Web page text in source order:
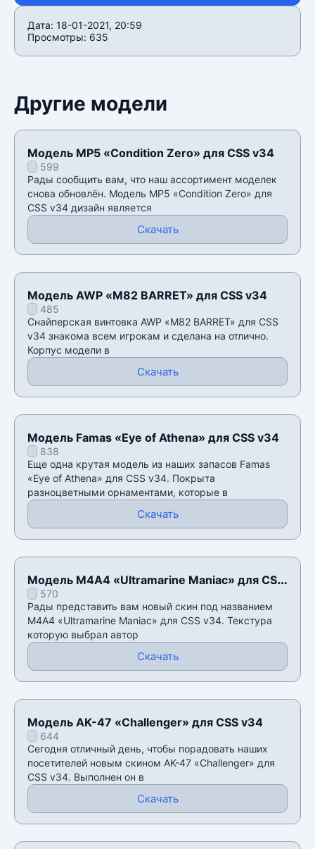
Дата: 18-01-2021, 20:59
Просмотры: 635
Другие модели
Модель MP5 «Condition Zero» для CSS v34
599
Рады сообщить вам, что наш ассортимент моделек
снова обновлён. Модель MP5 «Condition Zero» для
CSS v34 дизайн является
Скачать
Модель AWP «M82 BARRET» для CSS v34
485
Снайперская винтовка AWP «M82 BARRET» для CSS
v34 знакома всем игрокам и сделана на отлично.
Корпус модели в
Скачать
Модель Famas «Eye of Athena» для CSS v34
838
Еще одна крутая модель из наших запасов Famas
«Eye of Athena» для CSS v34. Покрыта
разноцветными орнаментами, которые в
Скачать
Модель М4А4 «Ultramarine Maniac» для CSS
v34570
Рады представить вам новый скин под названием
М4А4 «Ultramarine Maniac» для CSS v34. Текстура
которую выбрал автор
Скачать
Модель AK-47 «Challenger» для CSS v34
644
Сегодня отличный день, чтобы порадовать наших
посетителей новым скином AK-47 «Challenger» для
CSS v34. Выполнен он в
Скачать